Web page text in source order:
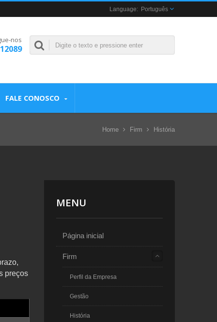
Português
nos
FALE CONOSCO
Home Firm História
preços
MENU
Página inicial
Firm
Perfil da Empresa
Gestão
História